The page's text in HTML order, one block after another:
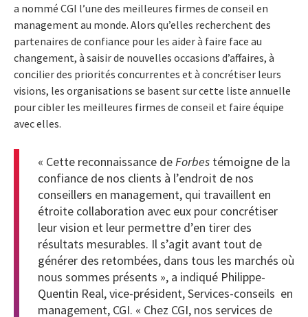
a nommé CGI l’une des meilleures firmes de conseil en
management au monde. Alors qu’elles recherchent des
partenaires de confiance pour les aider à faire face au
changement, à saisir de nouvelles occasions d’affaires, à
concilier des priorités concurrentes et à concrétiser leurs
visions, les organisations se basent sur cette liste annuelle
pour cibler les meilleures firmes de conseil et faire équipe
avec elles.
« Cette reconnaissance deForbes témoigne de la
confiance de nos clients à l’endroit de nos
conseillers en management, qui travaillent en
étroite collaboration avec eux pour concrétiser
leur vision et leur permettre d’en tirer des
résultats mesurables. Il s’agit avant tout de
générer des retombées, dans tous les marchés où
nous sommes présents », a indiqué Philippe-
Quentin Real, vice-président, Services-conseils en
management, CGI. « Chez CGI, nos services de